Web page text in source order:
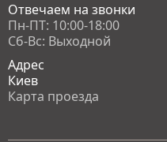
Отвечаем на звонки
Пн-ПТ: 10:00-18:00
Сб-Вс: Выходной
Адрес
Киев
Карта проезда